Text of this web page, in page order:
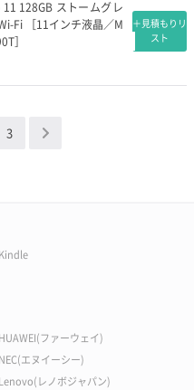
128GB ストームグレ
Fi ［11インチ液晶／M
］
＋見積もりリ
スト
3 ＞
Kindle
HUAWEI(ファーウェイ)
NEC(エヌイーシー)
Lenovo(レノボジャパン)